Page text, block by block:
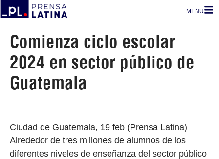
MENU
Comienza ciclo escolar
2024 en sector público de
Guatemala
Ciudad de Guatemala, 19 feb (Prensa Latina)
Alrededor de tres millones de alumnos de los
diferentes niveles de enseñanza del sector público